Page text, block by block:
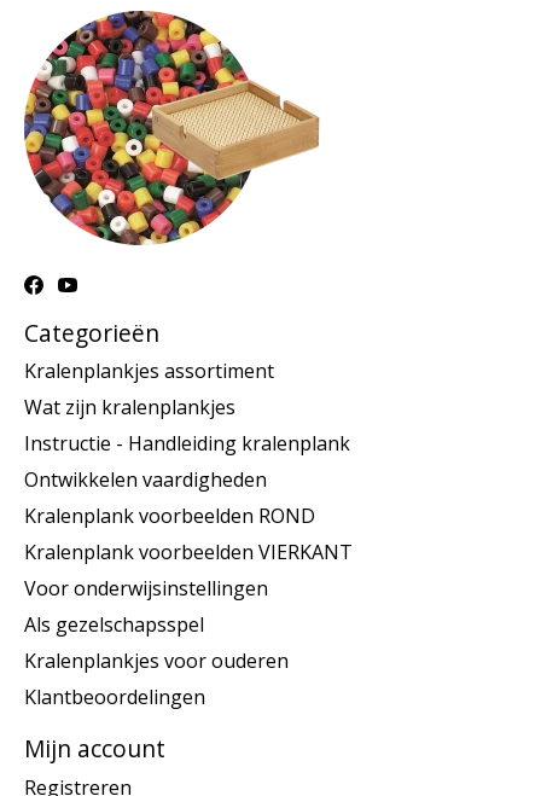
Categorieën
Kralenplankjes assortiment
Wat zijn kralenplankjes
Instructie - Handleiding kralenplank
Ontwikkelen vaardigheden
Kralenplank voorbeelden ROND
Kralenplank voorbeelden VIERKANT
Voor onderwijsinstellingen
Als gezelschapsspel
Kralenplankjes voor ouderen
Klantbeoordelingen
Mijn account
Registreren